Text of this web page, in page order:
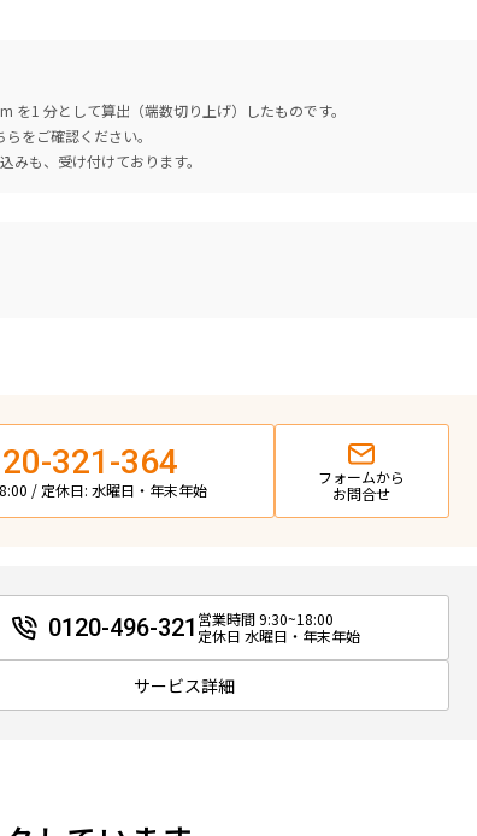
1 分として算出（端数切り上げ）したものです。
らをご確認ください。
も、受け付けております。
321-364
/ 定休日: 水曜日・年末年始
フォームから
お問合せ
0120-496-321 営業時間 9:30~18:00
定休日 水曜日・年末年始
サービス詳細